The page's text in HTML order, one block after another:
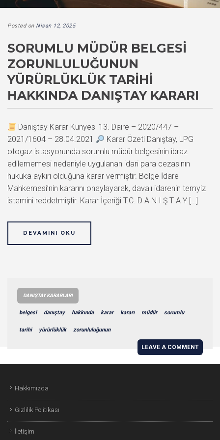
Posted on Nisan 12, 2025
SORUMLU MÜDÜR BELGESI
ZORUNLULUĞUNUN
YÜRÜRLÜKLÜK TARIHI
HAKKINDA DANIŞTAY KARARI
Danıştay Karar Künyesi 13. Daire – 2020/447 –
2021/1604 – 28.04.2021
Karar Özeti Danıştay, LPG
otogaz istasyonunda sorumlu müdür belgesinin ibraz
edilememesi nedeniyle uygulanan idari para cezasının
hukuka aykırı olduğuna karar vermiştir. Bölge İdare
Mahkemesi’nin kararını onaylayarak, davalı idarenin temyiz
istemini reddetmiştir. Karar İçeriği T.C. D A N I Ş T A Y […]
DEVAMINI OKU
DANIŞTAY KARARLARI
belgesi danıştay hakkında karar kararı müdür sorumlu
tarihi yürürlüklük zorunluluğunun
LEAVE A COMMENT
Hakkımızda
Gizlilik Politikası
İletişim